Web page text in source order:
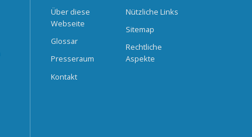
Über diese
Webseite
Glossar
Presseraum
Kontakt
Nützliche Links
Sitemap
Rechtliche
Aspekte